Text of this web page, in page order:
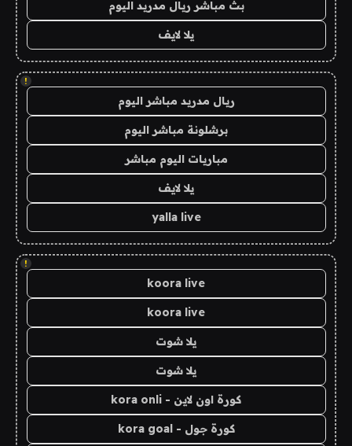
بث مباشر ريال مدريد اليوم
يلا لايف
!
ريال مدريد مباشر اليوم
برشلونة مباشر اليوم
مباريات اليوم مباشر
يلا لايف
yalla live
!
koora live
koora live
يلا شوت
يلا شوت
كورة اون لاين - kora onli
كورة جول - kora goal